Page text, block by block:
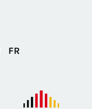
English
FR